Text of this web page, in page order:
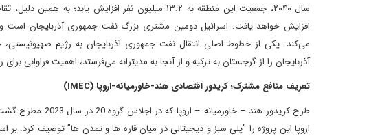
سال ۲۰۴۰، جمعیت این منطقه به ۱۳.۲ میلیون نفر
افزایش خواهد یافت. اسرائیل دومین مشتری بزرگ نفت جمهوری‌ آذربایجان
می‌کند. یکی از خطوط اصلی انتقال نفت جمهوری آذربایجان به رژیم
آذربایجان را از گرجستان به ترکیه و از آنجا به مدیترانه می‌فرستد، اهمیت فراوانی
تعریف منافع مشترک؛ کریدور اقتصادی هند-خاورمیانه-اروپا (IMEC)
طرح کریدور هند –
اروپا این پروژه را "پلی سبز و دیجیتالی در میان قاره ها و تمدن ها" توصیف کرد.